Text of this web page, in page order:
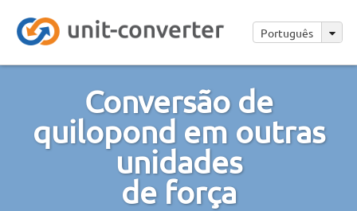
Português
Conversão de
quilopond em outras
unidades
de força